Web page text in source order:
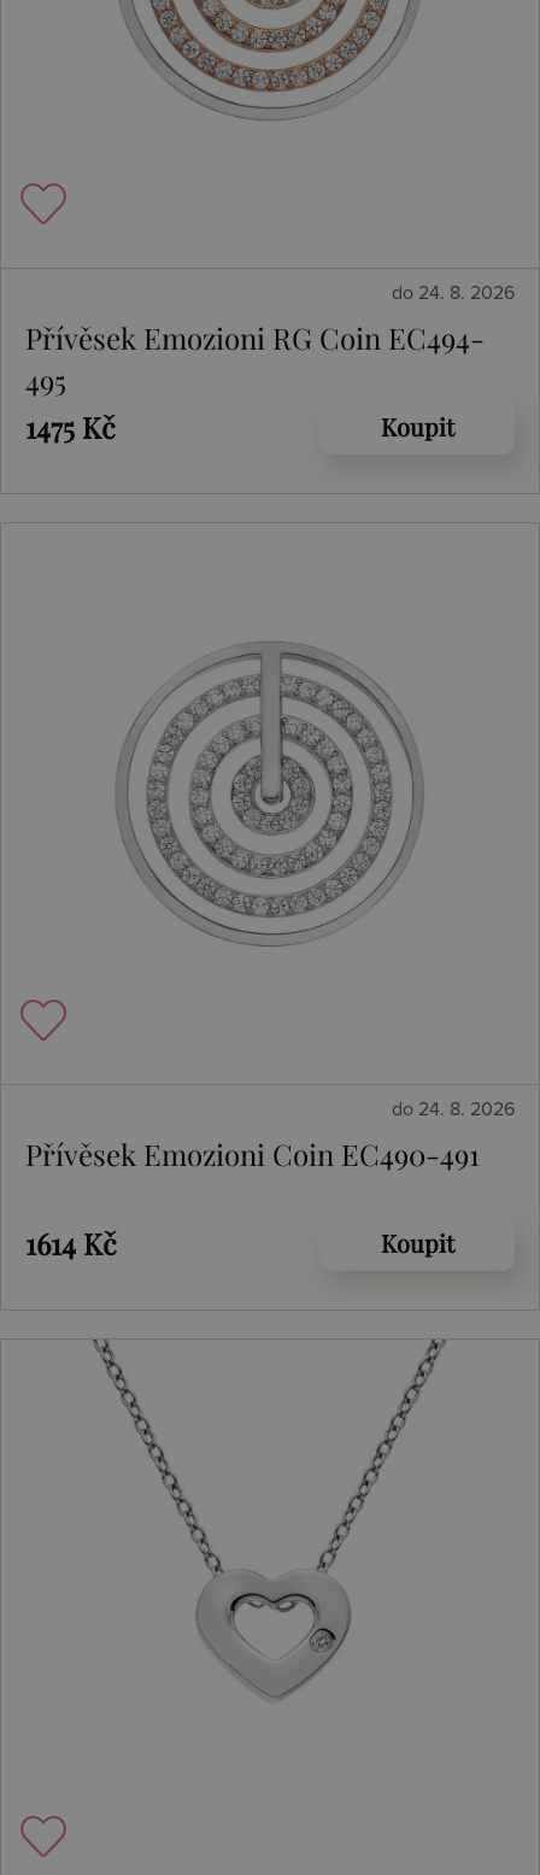
do 24. 8. 2026
Přívěsek Emozioni RG Coin EC494-
495
1475 Kč
Koupit
do 24. 8. 2026
Přívěsek Emozioni Coin EC490-491
1614 Kč Koupit